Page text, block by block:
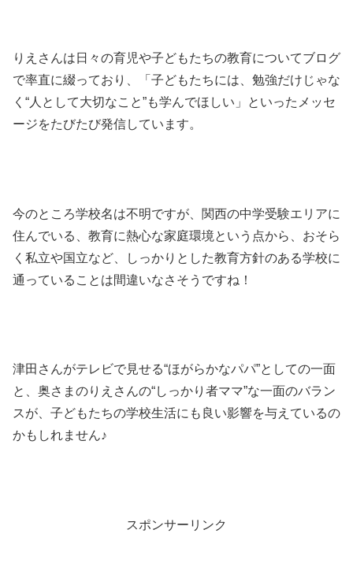
りえさんは日々の育児や子どもたちの教育についてブログ
で率直に綴っており、「子どもたちには、勉強だけじゃな
く“人として大切なこと”も学んでほしい」といったメッセ
ージをたびたび発信しています。
今のところ学校名は不明ですが、関西の中学受験エリアに
住んでいる、教育に熱心な家庭環境という点から、おそら
く私立や国立など、しっかりとした教育方針のある学校に
通っていることは間違いなさそうですね！
津田さんがテレビで見せる“ほがらかなパパ”としての一面
と、奥さまのりえさんの“しっかり者ママ”な一面のバラン
スが、子どもたちの学校生活にも良い影響を与えているの
かもしれません♪
スポンサーリンク